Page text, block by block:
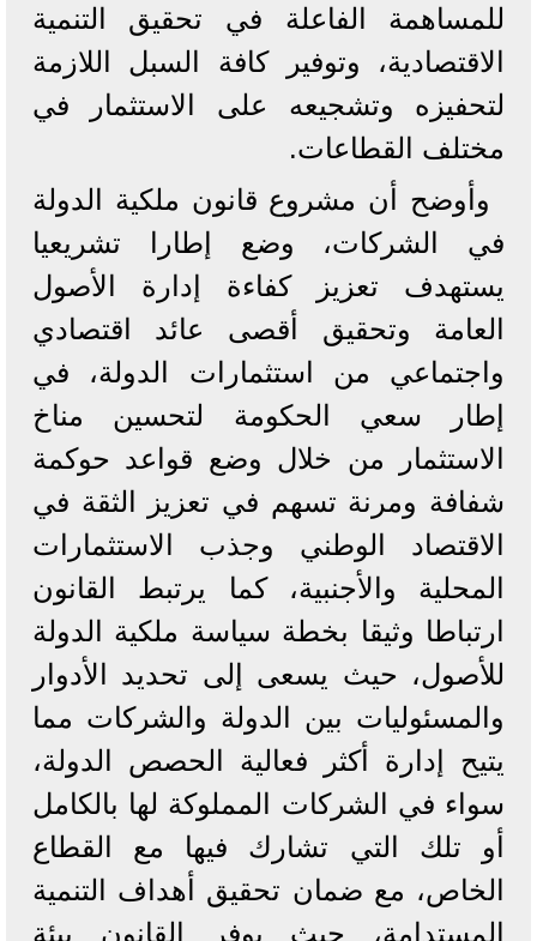
للمساهمة الفاعلة في تحقيق التنمية
الاقتصادية، وتوفير كافة السبل اللازمة
لتحفيزه وتشجيعه على الاستثمار في
مختلف القطاعات.
وأوضح أن مشروع قانون ملكية الدولة
في الشركات، وضع إطارا تشريعيا
يستهدف تعزيز كفاءة إدارة الأصول
العامة وتحقيق أقصى عائد اقتصادي
واجتماعي من استثمارات الدولة، في
إطار سعي الحكومة لتحسين مناخ
الاستثمار من خلال وضع قواعد حوكمة
شفافة ومرنة تسهم في تعزيز الثقة في
الاقتصاد الوطني وجذب الاستثمارات
المحلية والأجنبية، كما يرتبط القانون
ارتباطا وثيقا بخطة سياسة ملكية الدولة
للأصول، حيث يسعى إلى تحديد الأدوار
والمسئوليات بين الدولة والشركات مما
يتيح إدارة أكثر فعالية الحصص الدولة،
سواء في الشركات المملوكة لها بالكامل
أو تلك التي تشارك فيها مع القطاع
الخاص، مع ضمان تحقيق أهداف التنمية
المستدامة، حيث يوفر القانون بيئة